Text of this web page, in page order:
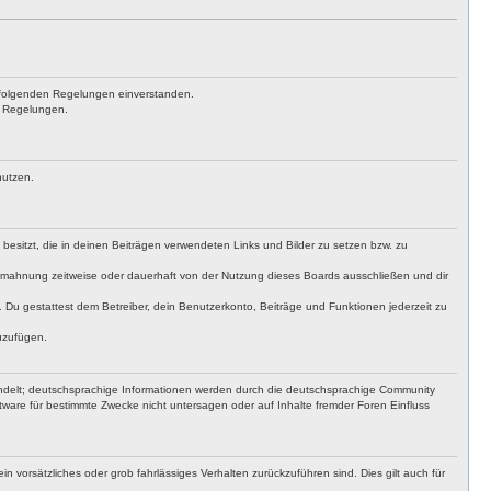
Regelungen einverstanden.
die in deinen Beiträgen verwendeten Links und Bilder zu setzen bzw. zu
zeitweise oder dauerhaft von der Nutzung dieses Boards ausschließen und dir
gestattest dem Betreiber, dein Benutzerkonto, Beiträge und Funktionen jederzeit zu
deutschsprachige Informationen werden durch die deutschsprachige Community
für bestimmte Zwecke nicht untersagen oder auf Inhalte fremder Foren Einfluss
vorsätzliches oder grob fahrlässiges Verhalten zurückzuführen sind. Dies gilt auch für